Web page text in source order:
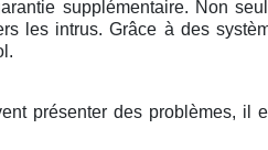
supplémentaire. Non
les intrus. Grâce à des
présenter des problèmes, il